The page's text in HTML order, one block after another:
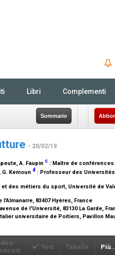
Libri Complementi
Sommario
- 20/02/19
, A. Faupin c : Maître de
, G. Kemoun d : Professeur des
et des métiers du sport, Université de
83407 Hyères, France
de l'Université, 83130 La Garde,
universitaire de Poitiers, Pavillon
Test Tabelle